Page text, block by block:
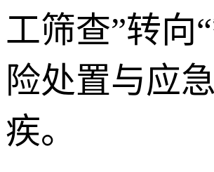
工筛查”转向
险处置与应
疾。